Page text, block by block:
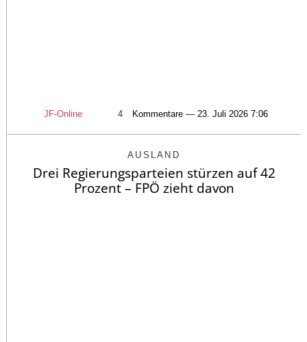
JF-Online 4 Kommentare — 23. Juli 2026 7:06
AUSLAND
Drei Regierungsparteien stürzen auf 42
Prozent – FPÖ zieht davon